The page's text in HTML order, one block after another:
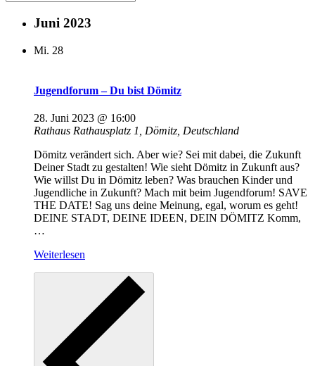
Juni 2023
Mi. 28
Jugendforum – Du bist Dömitz
28. Juni 2023 @ 16:00
Rathaus Rathausplatz 1, Dömitz, Deutschland
Dömitz verändert sich. Aber wie? Sei mit dabei, die Zukunft
Deiner Stadt zu gestalten! Wie sieht Dömitz in Zukunft aus?
Wie willst Du in Dömitz leben? Was brauchen Kinder und
Jugendliche in Zukunft? Mach mit beim Jugendforum! SAVE
THE DATE! Sag uns deine Meinung, egal, worum es geht!
DEINE STADT, DEINE IDEEN, DEIN DÖMITZ Komm,
…
Weiterlesen